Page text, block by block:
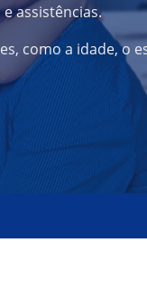
assistências.
como a idade, o